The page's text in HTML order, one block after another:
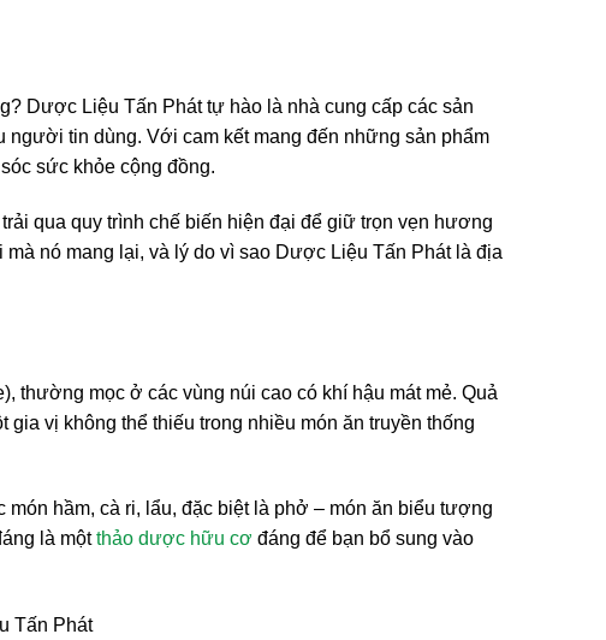
Dược Liệu Tấn Phát tự hào là nhà cung cấp các sản
người tin dùng. Với cam kết mang đến những sản phẩm
sức khỏe cộng đồng.
qua quy trình chế biến hiện đại để giữ trọn vẹn hương
nó mang lại, và lý do vì sao Dược Liệu Tấn Phát là địa
thường mọc ở các vùng núi cao có khí hậu mát mẻ. Quả
vị không thể thiếu trong nhiều món ăn truyền thống
hầm, cà ri, lẩu, đặc biệt là phở – món ăn biểu tượng
là mộtthảo dược hữu cơ đáng để bạn bổ sung vào